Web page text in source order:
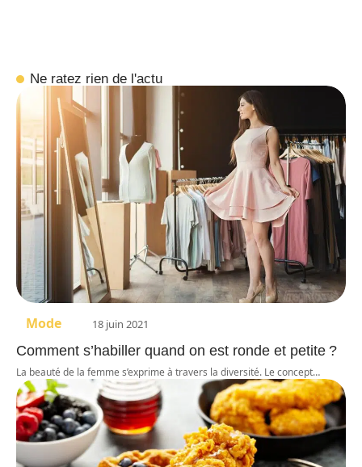
Ne ratez rien de l'actu
Mode 18 juin 2021
Comment s’habiller quand on est ronde et petite ?
La beauté de la femme s’exprime à travers la diversité. Le concept…